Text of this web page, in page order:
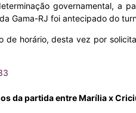
governamental, a
Gama-RJ foi antecipado do
de horário, desta vez por
da partida entre Marília x